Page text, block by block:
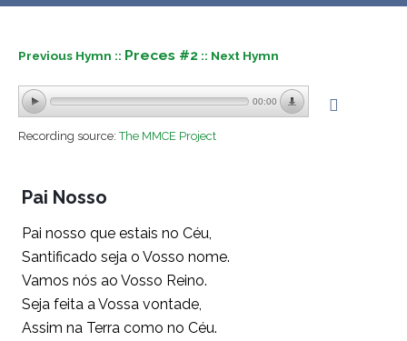
Previous Hymn :: Preces #2 :: Next Hymn
00:00
Recording source:The MMCE Project
Pai Nosso
Pai nosso que estais no Céu,
Santificado seja o Vosso nome.
Vamos nós ao Vosso Reino.
Seja feita a Vossa vontade,
Assim na Terra como no Céu.